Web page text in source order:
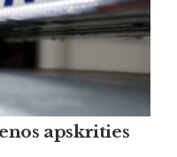
apskrities